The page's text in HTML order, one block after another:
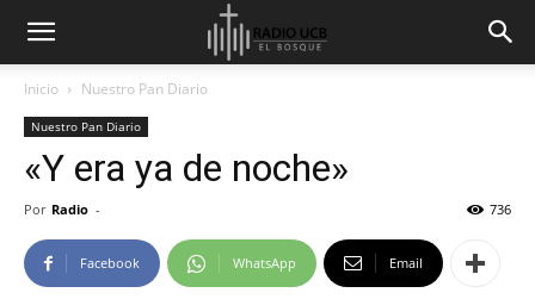
Inicio Nuestro Pan Diario
Nuestro Pan Diario
«Y era ya de noche»
Por Radio - 736
Facebook WhatsApp Email